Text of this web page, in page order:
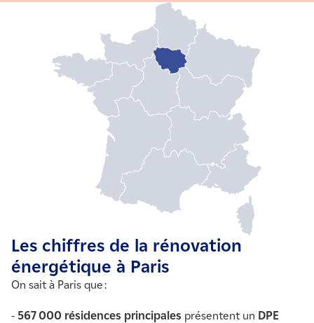
Les chiffres de la rénovation
énergétique à Paris
On sait à Paris que :
- 567 000 résidences principales présentent un DPE